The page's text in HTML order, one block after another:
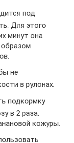
под
Для этого
минут она
не
в рулонах.
подкормку
в 2 раза.
кожуры.